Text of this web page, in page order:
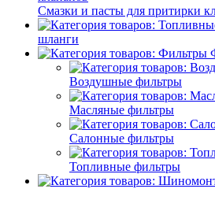
Смазки и пасты для притирки
шланги
Воздушные фильтры
Масляные фильтры
Салонные фильтры
Топливные фильтры